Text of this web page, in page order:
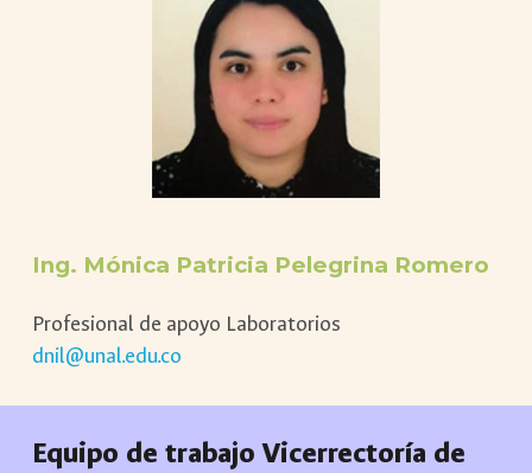
Ing. Mónica Patricia Pelegrina Romero
Profesional de apoyo Laboratorios
dnil@unal.edu.co
Equipo de trabajo Vicerrectoría de